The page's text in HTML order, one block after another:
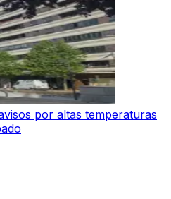
por altas temperaturas